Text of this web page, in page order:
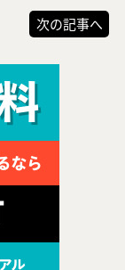
次の記事へ